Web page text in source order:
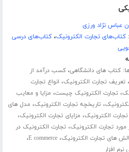
عباس نژاد ورزی
کتاب‌های تجارت الکترونیک،کتاب‌های درسی
کتاب های دانشگاهی،کسب درآمد از
، تعریف تجارت الکترونیک، انواع تجارت
، تجارت الکترونیک چیست، مزایا و معایب
، تاریخچه تجارت الکترونیک، مدل های
الکترونیک، مزایای تجارت الکترونیک،
مورد تجارت الکترونیک، تجارت الکترونیک در
های تجارت الکترونیک،E commerce،
افزار